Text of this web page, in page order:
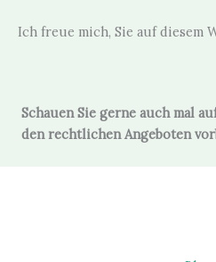
Ich freue mich, Sie auf diesem
Schauen Sie gerne auch mal
den rechtlichen Angeboten